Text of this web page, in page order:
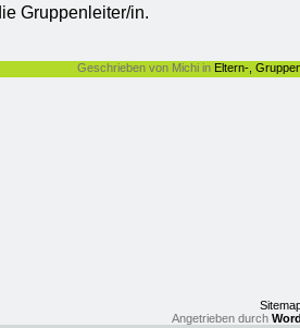
Gruppenleiter/in.
Geschrieben von Michi in Eltern-,
Angetrieben durch